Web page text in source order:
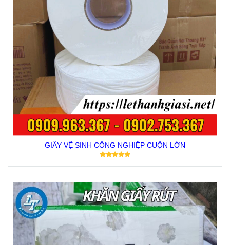
GIẤY VỆ SINH CÔNG NGHIỆP CUỘN LỚN